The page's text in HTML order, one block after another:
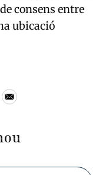
consens entre
ubicació